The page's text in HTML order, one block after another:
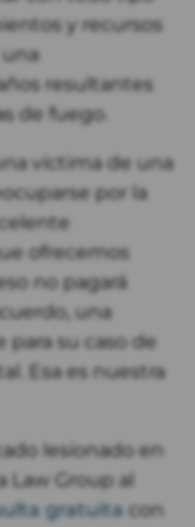
y recursos
una
resultantes
de fuego.
víctima de una
por la
ofrecemos
no pagará
una
su caso de
Esa es nuestra
lesionado en
Law Group al
gratuita con